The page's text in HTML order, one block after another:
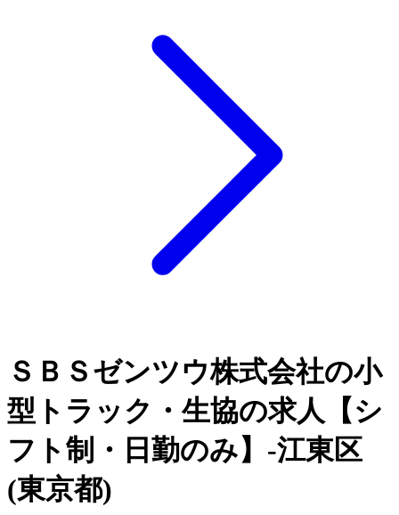
ＳＢＳゼンツウ株式会社の小
型トラック・生協の求人【シ
フト制・日勤のみ】-江東区
(東京都)